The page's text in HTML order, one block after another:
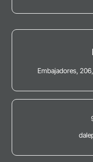
Embajadores,